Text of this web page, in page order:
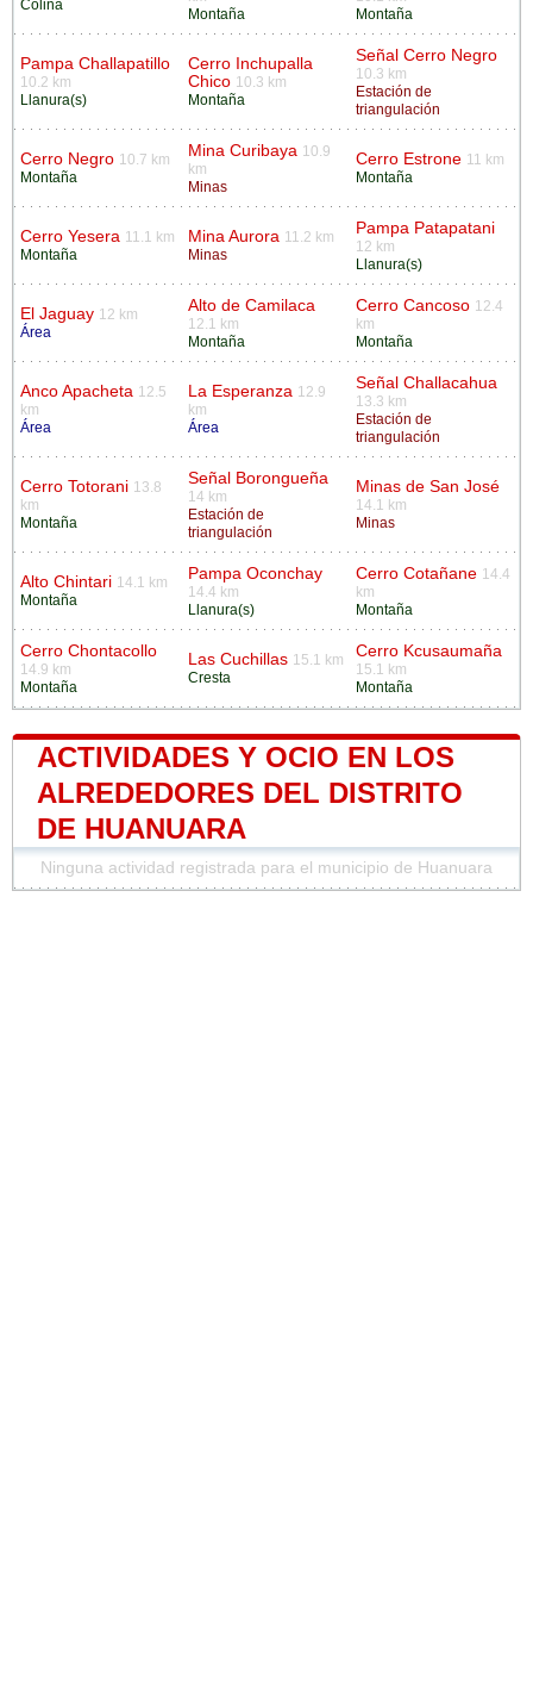
Colina
Montaña
Montaña
Pampa Challapatillo
10.2 km
Llanura(s)
Cerro Inchupalla
Chico 10.3 km
Montaña
Señal Cerro Negro
10.3 km
Estación de
triangulación
Cerro Negro 10.7 km
Montaña
Mina Curibaya 10.9
km
Minas
Cerro Estrone 11 km
Montaña
Cerro Yesera 11.1 km
Montaña
Mina Aurora 11.2 km
Minas
Pampa Patapatani
12 km
Llanura(s)
El Jaguay 12 km
Área
Alto de Camilaca
12.1 km
Montaña
Cerro Cancoso 12.4
km
Montaña
Anco Apacheta 12.5
km
Área
La Esperanza 12.9
km
Área
Señal Challacahua
13.3 km
Estación de
triangulación
Cerro Totorani 13.8
km
Montaña
Señal Borongueña
14 km
Estación de
triangulación
Minas de San José
14.1 km
Minas
Alto Chintari 14.1 km
Montaña
Pampa Oconchay
14.4 km
Llanura(s)
Cerro Cotañane 14.4
km
Montaña
Cerro Chontacollo
14.9 km
Montaña
Las Cuchillas 15.1 km
Cresta
Cerro Kcusaumaña
15.1 km
Montaña
ACTIVIDADES Y OCIO EN LOS
ALREDEDORES DEL DISTRITO
DE HUANUARA
Ninguna actividad registrada para el municipio de Huanuara